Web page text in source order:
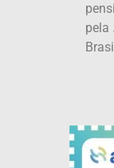
pela